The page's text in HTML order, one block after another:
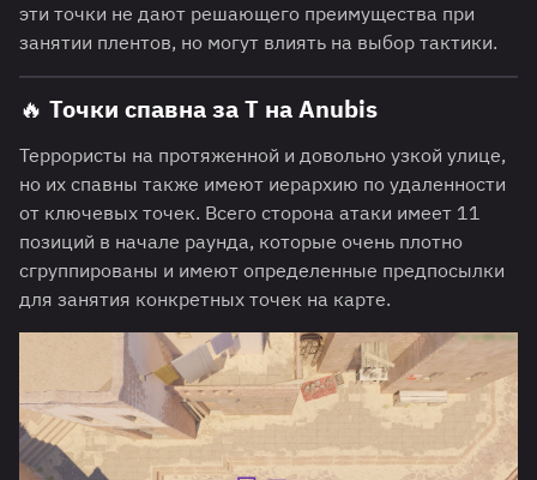
эти точки не дают решающего преимущества при
занятии плентов, но могут влиять на выбор тактики.
🔥 Точки спавна за T на Anubis
Террористы на протяженной и довольно узкой улице,
но их спавны также имеют иерархию по удаленности
от ключевых точек. Всего сторона атаки имеет 11
позиций в начале раунда, которые очень плотно
сгруппированы и имеют определенные предпосылки
для занятия конкретных точек на карте.